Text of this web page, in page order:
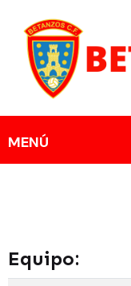
Equipo: